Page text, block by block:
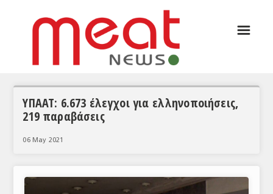
ΣΥΝΕΝΤΕΥΞΕΙΣ
ΘΕΜΑΤΑ
☰
ΥΠΑΑΤ: 6.673 έλεγχοι για ελληνοποιήσεις,
219 παραβάσεις
06 May 2021